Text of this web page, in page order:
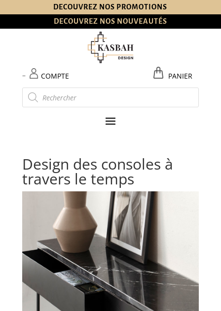
DECOUVREZ NOS PROMOTIONS
DECOUVREZ NOS NOUVEAUTÉS
COMPTE PANIER
–
Recherche
de
produits
Design des consoles à
travers le temps